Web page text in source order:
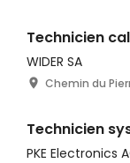
Technicien
WIDER SA
Chemin du
Technicien
PKE Electronics